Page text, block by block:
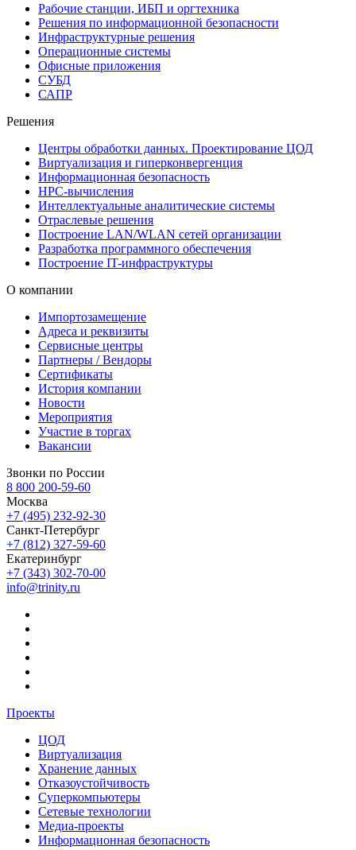
Рабочие станции, ИБП и оргтехника
Решения по информационной безопасности
Инфраструктурные решения
Операционные системы
Офисные приложения
СУБД
САПР
Решения
Центры обработки данных. Проектирование ЦОД
Виртуализация и гиперконвергенция
Информационная безопасность
HPC-вычисления
Интеллектуальные аналитические системы
Отраслевые решения
Построение LAN/WLAN сетей организации
Разработка программного обеспечения
Построение IT-инфраструктуры
О компании
Импортозамещение
Адреса и реквизиты
Сервисные центры
Партнеры / Вендоры
Сертификаты
История компании
Новости
Мероприятия
Участие в торгах
Вакансии
Звонки по России
8 800 200-59-60
Москва
+7 (495) 232-92-30
Санкт-Петербург
+7 (812) 327-59-60
Екатеринбург
+7 (343) 302-70-00
info@trinity.ru
Проекты
ЦОД
Виртуализация
Хранение данных
Отказоустойчивость
Суперкомпьютеры
Сетевые технологии
Медиа-проекты
Информационная безопасность